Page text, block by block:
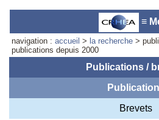
≡
navigation :accueil > la recherche >
publications depuis 2000
Publications /
Brevets
Accueil du
Marie Cornuet
Téléphone: